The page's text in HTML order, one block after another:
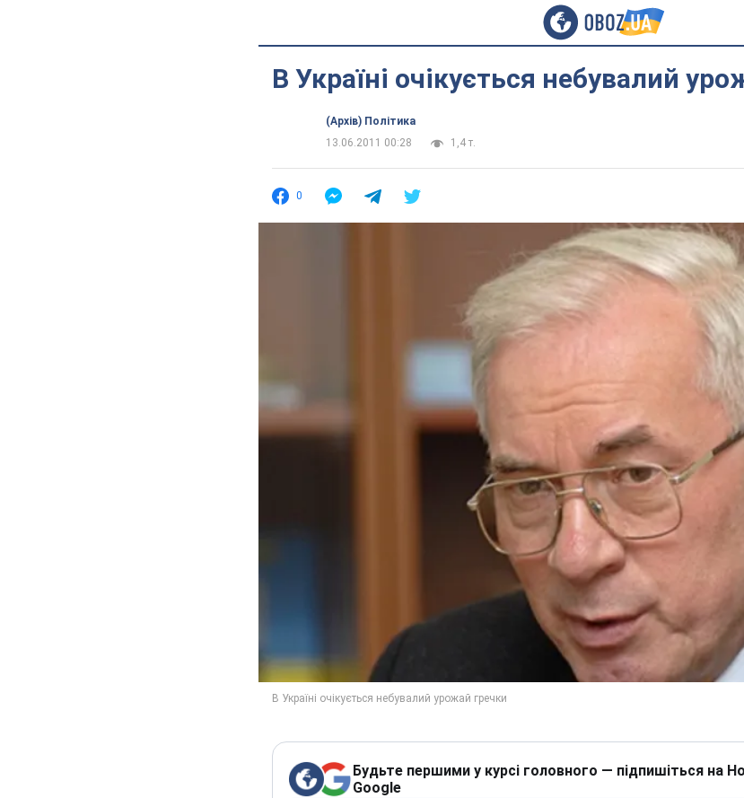
В Україні очікується небувалий
(Архів) Політика
13.06.2011 00:28
1,4 т.
0
Будьте першими у курсі головного — підпишіться на
Google